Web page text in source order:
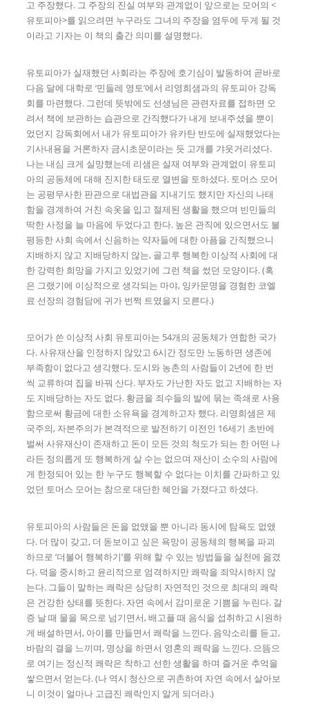
고 주장했다. 그 주장의 진실 여부와 관계없이 앞으로는 모어의 <
유토피아>를 읽으려면 누구라도 그녀의 주장을 염두에 두게 될 것
이라고 기자는 이 책의 출간 의미를 설명했다.
유토피아가 실재했던 사회라는 주장에 호기심이 발동하여 곧바로
다음 달에 대학로 ‘민들레 영토’에서 리영희샘과의 유토피아 강독
회를 마련했다. 그런데 뜻밖에도 선생님은 관련자료를 접하면 오
려서 책에 보관하는 습관으로 간직했다가 내게 보내주셨을 뿐이
었던지 강독회에서 내가 유토피아가 유카탄 반도에 실재했었다는
기사내용을 거론하자 금시초문이라는 듯 고개를 갸웃거리셨다.
나는 내심 크게 실망했는데 리샘은 실재 여부와 관계없이 유토피
아의 공동체에 대해 진지한 태도로 열변을 토하셨다. 토머스 모어
는 공평무사한 판관으로 대법관을 지내기도 했지만 자신의 나태
함을 경계하여 거친 속옷을 입고 절제된 생활을 했으며 빈민들의
딱한 사정을 늘 마음에 두었다고 한다. 높은 관직에 있으면서도 불
평등한 사회 속에서 신음하는 약자들에 대한 아픔을 간직했으니
지배하지 않고 지배당하지 않는, 골고루 행복한 이상적 사회에 대
한 강력한 희망을 가지고 있었기에 그런 책을 썼던 모양이다. (혹
은 그랬기에 이상적으로 생각되는 마야, 잉카문명을 경험한 코엘
료 선장의 경험담에 귀가 번쩍 트였을지 모른다.)
모어가 쓴 이상적 사회 유토피아는 54개의 공동체가 연합한 국가
다. 사유재산을 인정하지 않았고 6시간 정도만 노동하면 생존에
부족함이 없다고 생각했다. 도시와 농촌의 사람들이 2년에 한 번
씩 교류하며 집을 바꿔 산다. 부자도 가난한 자도 없고 지배하는 자
도 지배당하는 자도 없다. 황금을 죄수들의 발에 묶는 족쇄로 사용
함으로써 황금에 대한 소유욕을 경계하고자 했다. 리영희샘은 제
국주의, 자본주의가 본격적으로 발전하기 이전인 16세기 초반에
벌써 사유재산이 존재하고 돈이 모든 것의 척도가 되는 한 어떤 나
라든 정의롭게 또 행복하게 살 수는 없으며 재산이 소수의 사람에
게 한정되어 있는 한 누구도 행복할 수 없다는 이치를 간파하고 있
었던 토머스 모어는 참으로 대단한 혜안을 가졌다고 하셨다.
유토피아의 사람들은 돈을 없앴을 뿐 아니라 동시에 탐욕도 없앴
다. 더 많이 갖고, 더 돋보이고 싶은 욕망이 공동체의 행복을 파괴
하므로 ‘더불어 행복하기’를 위해 할 수 있는 방법들을 실천에 옮겼
다. 덕을 중시하고 윤리적으로 엄격하지만 쾌락을 죄악시하지 않
는다. 그들이 말하는 쾌락은 상당히 자연적인 것으로 최대의 쾌락
은 건강한 상태를 뜻한다. 자연 속에서 감미로운 기쁨을 누린다. 갈
증 날 때 물을 목으로 넘기면서, 배고플 때 음식을 섭취하고 시원하
게 배설하면서, 아이를 만들면서 쾌락을 느낀다. 음악소리를 듣고,
바람의 결을 느끼며, 명상을 하면서 영혼의 쾌락을 느낀다. 으뜸으
로 여기는 정신적 쾌락은 착하고 선한 생활을 하며 즐거운 추억을
쌓으면서 얻는다. (나 역시 청산으로 귀촌하여 자연 속에서 살아보
니 이것이 얼마나 고급진 쾌락인지 알게 되더라.)